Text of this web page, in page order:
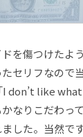
を傷つけたよ
セリフなので
don’t like what
なりこだわっ
した。当然で